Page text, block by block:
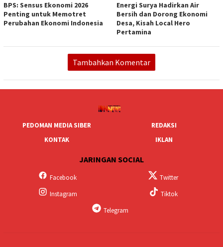
BPS: Sensus Ekonomi 2026
Penting untuk Memotret
Perubahan Ekonomi Indonesia
Energi Surya Hadirkan Air
Bersih dan Dorong Ekonomi
Desa, Kisah Local Hero
Pertamina
Tambahkan Komentar
PEDOMAN MEDIA SIBER
REDAKSI
KONTAK
IKLAN
JARINGAN SOCIAL
Facebook
Twitter
Instagram
Tiktok
Telegram